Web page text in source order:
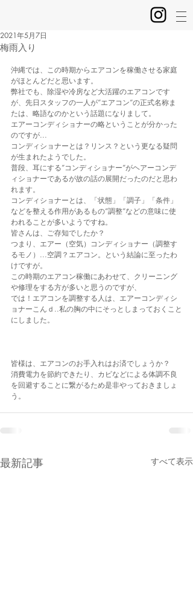
梅雨入り
2021年5月7日
沖縄では、この時期からエアコンを稼働させる家庭
がほとんどだと思います。
弊社でも、除湿や冷房など大活躍のエアコンです
が、先日スタッフの一人が”エアコン”の正式名称ま
たは、略語なのかという話題になりまして。
エアーコンディショナーの略ということが分かった
のですが...
コンディショナーとは？リンス？という更なる疑問
が生まれたようでした。
普段、耳にする”コンディショナー”がヘアーコンデ
ィショナーであるが故の話の展開だったのだと思わ
れます。
コンディショナーとは、「状態」「調子」「条件」
などを整える作用があるもの”調整”などの意味に使
われることが多いようですね。
皆さんは、ご存知でしたか？
つまり、エアー（空気）コンディショナー（調整す
るモノ）...空調？エアコン。という結論に至ったわ
けですが。
この時期のエアコン稼働にあわせて、クリーニング
や修理をする方が多いと思うのですが、
では！エアコンを調整する人は、エアーコンディシ
ョナーこんｄ..私の胸の中にそっとしまっておくこと
にしました。
皆様は、エアコンのお手入れはお済でしょうか？
消費電力を節約できたり、カビなどによる体調不良
を回避することに繋がるため是非やっておきましょ
う。
最新記事 すべて表示